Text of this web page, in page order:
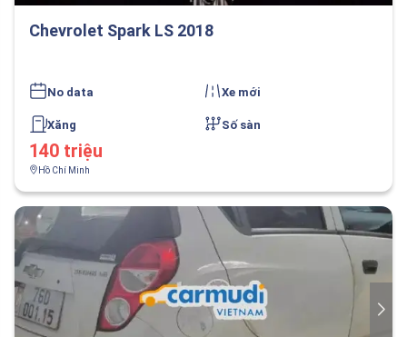
Chevrolet Spark LS 2018
No data Xe mới
Xăng Số sàn
140 triệu
Hồ Chí Minh